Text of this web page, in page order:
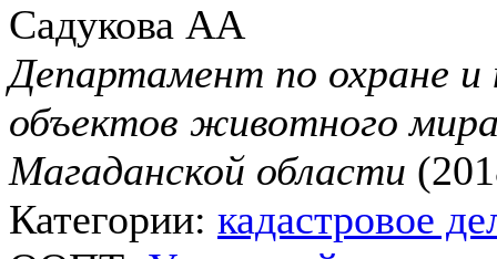
Садукова АА
Департамент по охране и
объектов животного
Магаданской области
Категории: кадастровое